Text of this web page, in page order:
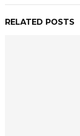
RELATED POSTS